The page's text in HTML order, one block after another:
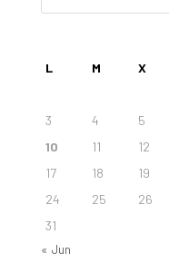
L M X
3
4 5
10
11 12
17
18 19
24
25 26
31
« Jun